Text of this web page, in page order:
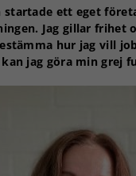
startade ett eget
Jag gillar frihet
hur jag vill
jag göra min grej